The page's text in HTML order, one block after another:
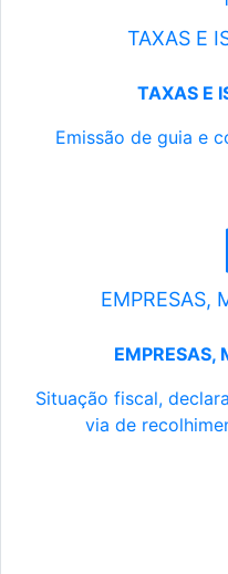
TAXAS E
TAXAS E
Emissão de guia e
EMPRESAS,
EMPRESAS,
Situação fiscal,
via de